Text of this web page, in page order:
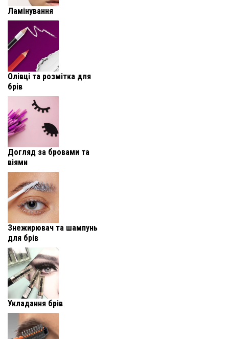
Ламінування
Олівці та розмітка для
брів
Догляд за бровами та
віями
Знежирювач та шампунь
для брів
Укладання брів